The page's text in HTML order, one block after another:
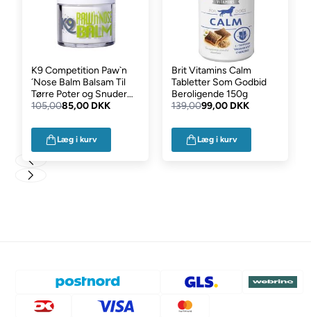
K9 Competition Paw`n
´Nose Balm Balsam Til
Tørre Poter og Snuder
50ml
105,0085,00 DKK
Læg i kurv
Brit Vitamins Calm
Tabletter Som Godbid
Beroligende 150g
139,0099,00 DKK
Læg i kurv